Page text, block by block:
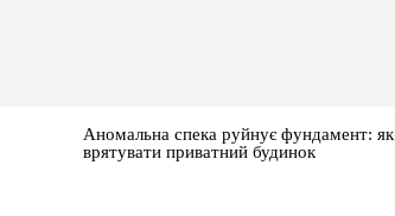
Аномальна спека руйнує фундамент: як
врятувати приватний будинок